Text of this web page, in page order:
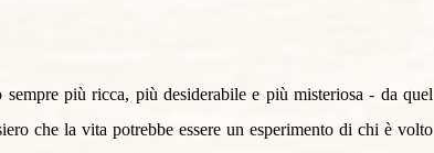
più ricca, più desiderabile e più misteriosa - da quel
che la vita potrebbe essere un esperimento di chi è volto